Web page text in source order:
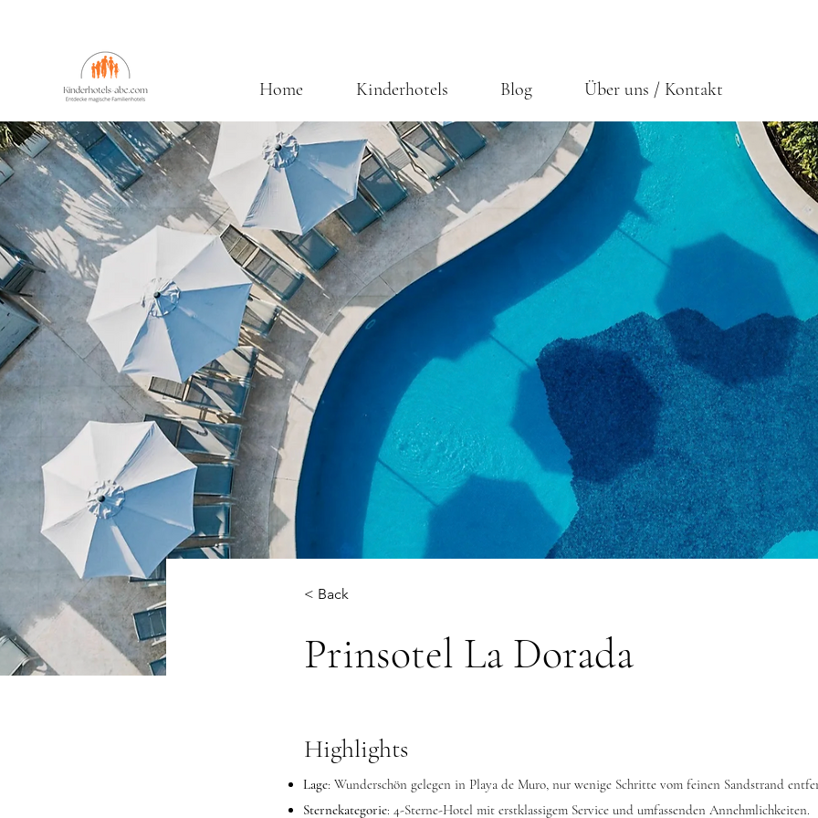
Home Kinderhotels Blog Über uns / Kontakt
< Back
Prinsotel La Dorada
Highlights
Lage: Wunderschön gelegen in Playa de Muro, nur wenige Schritte vom feinen Sandstrand
Sternekategorie: 4-Sterne-Hotel mit erstklassigem Service und umfassenden Annehmlichkeiten.